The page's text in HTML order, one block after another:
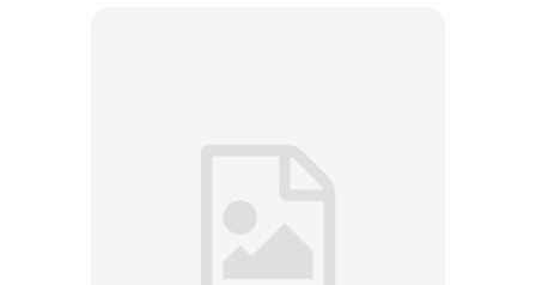
Dárkové publikace